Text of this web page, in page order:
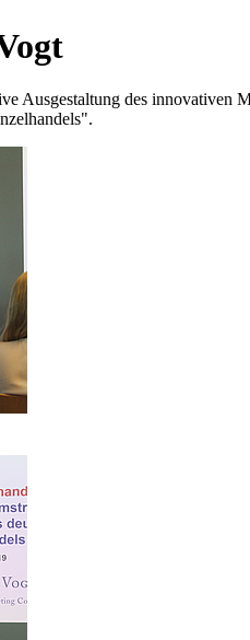
Ausgestaltung des